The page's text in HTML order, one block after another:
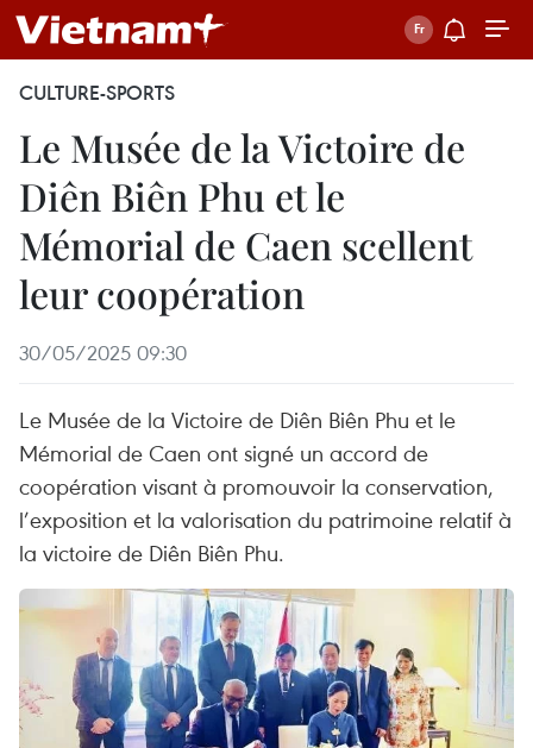
CULTURE-SPORTS
Le Musée de la Victoire de
Diên Biên Phu et le
Mémorial de Caen scellent
leur coopération
30/05/2025 09:30
Le Musée de la Victoire de Diên Biên Phu et le
Mémorial de Caen ont signé un accord de
coopération visant à promouvoir la conservation,
l’exposition et la valorisation du patrimoine relatif à
la victoire de Diên Biên Phu.